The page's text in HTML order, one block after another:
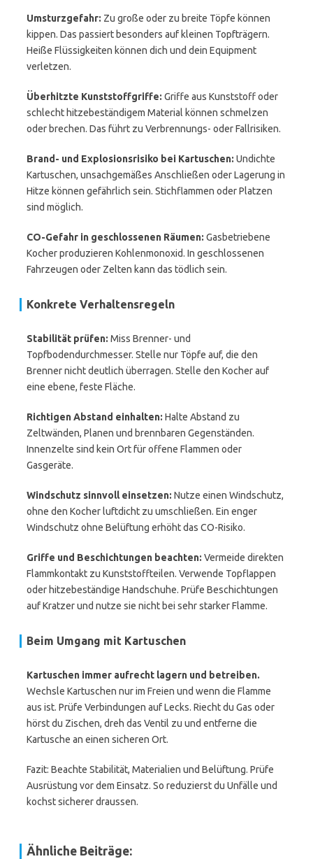
Umsturzgefahr: Zu große oder zu breite Töpfe können
kippen. Das passiert besonders auf kleinen Topfträgern.
Heiße Flüssigkeiten können dich und dein Equipment
verletzen.
Überhitzte Kunststoffgriffe: Griffe aus Kunststoff oder
schlecht hitzebeständigem Material können schmelzen
oder brechen. Das führt zu Verbrennungs- oder Fallrisiken.
Brand- und Explosionsrisiko bei Kartuschen: Undichte
Kartuschen, unsachgemäßes Anschließen oder Lagerung in
Hitze können gefährlich sein. Stichflammen oder Platzen
sind möglich.
CO-Gefahr in geschlossenen Räumen: Gasbetriebene
Kocher produzieren Kohlenmonoxid. In geschlossenen
Fahrzeugen oder Zelten kann das tödlich sein.
Konkrete Verhaltensregeln
Stabilität prüfen: Miss Brenner- und
Topfbodendurchmesser. Stelle nur Töpfe auf, die den
Brenner nicht deutlich überragen. Stelle den Kocher auf
eine ebene, feste Fläche.
Richtigen Abstand einhalten: Halte Abstand zu
Zeltwänden, Planen und brennbaren Gegenständen.
Innenzelte sind kein Ort für offene Flammen oder
Gasgeräte.
Windschutz sinnvoll einsetzen: Nutze einen Windschutz,
ohne den Kocher luftdicht zu umschließen. Ein enger
Windschutz ohne Belüftung erhöht das CO-Risiko.
Griffe und Beschichtungen beachten: Vermeide direkten
Flammkontakt zu Kunststoffteilen. Verwende Topflappen
oder hitzebeständige Handschuhe. Prüfe Beschichtungen
auf Kratzer und nutze sie nicht bei sehr starker Flamme.
Beim Umgang mit Kartuschen
Kartuschen immer aufrecht lagern und betreiben.
Wechsle Kartuschen nur im Freien und wenn die Flamme
aus ist. Prüfe Verbindungen auf Lecks. Riecht du Gas oder
hörst du Zischen, dreh das Ventil zu und entferne die
Kartusche an einen sicheren Ort.
Fazit: Beachte Stabilität, Materialien und Belüftung. Prüfe
Ausrüstung vor dem Einsatz. So reduzierst du Unfälle und
kochst sicherer draussen.
Ähnliche Beiträge: